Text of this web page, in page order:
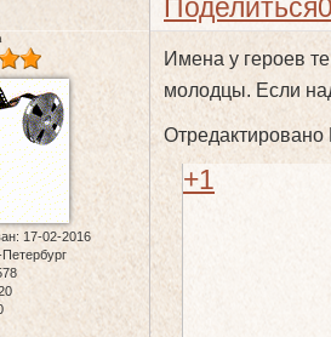
Поделиться
: 17-02-2016
Имена у героев
молодцы. Если
+1